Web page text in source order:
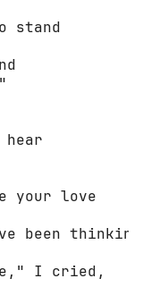
stand
your love
been
I cried,